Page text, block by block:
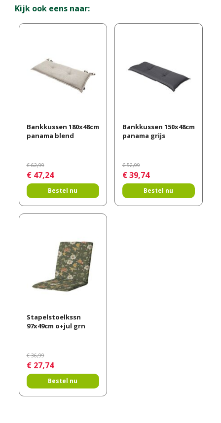
Kijk ook eens naar:
Bankkussen 180x48cm
panama blend
€ 62,99
€ 47,24
Bestel nu
Bankkussen 150x48cm
panama grijs
€ 52,99
€ 39,74
Bestel nu
Stapelstoelkssn
97x49cm o+jul grn
€ 36,99
€ 27,74
Bestel nu